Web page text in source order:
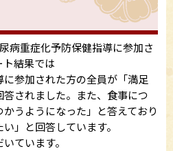
病重症化予防保健指導に参加さ
結果では
参加された方の全員が「満足
されました。また、食事につ
うようになった」と答えており
」と回答しています。
ています。